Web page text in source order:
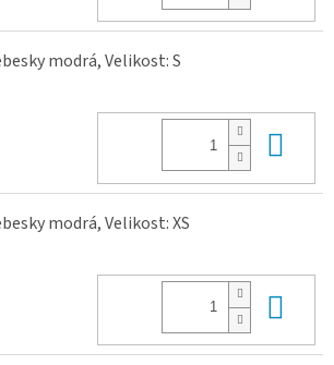
modrá, Velikost: S
modrá, Velikost: XS